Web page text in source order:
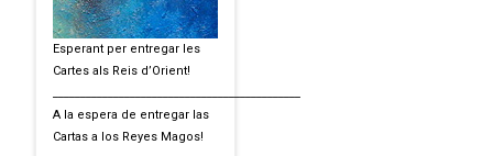
Esperant per entregar les
Cartes als Reis d’Orient!
A la espera de entregar las
Cartas a los Reyes Magos!